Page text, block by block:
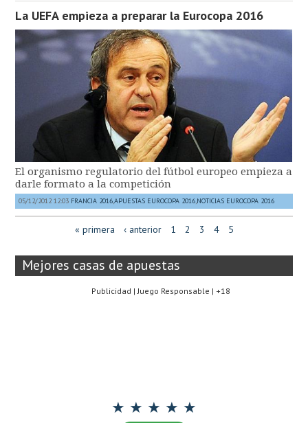
La UEFA empieza a preparar la Eurocopa 2016
El organismo regulatorio del fútbol europeo empieza a
darle formato a la competición
05/12/2012 12:03 FRANCIA 2016,APUESTAS EUROCOPA 2016,NOTICIAS EUROCOPA 2016
« primera ‹ anterior 1 2 3 4 5
Mejores casas de apuestas
Publicidad | Juego Responsable | +18
★ ★ ★ ★ ★